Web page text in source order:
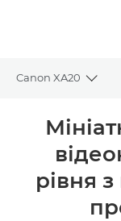
Canon XA20
Огляд
Технічні
рівня